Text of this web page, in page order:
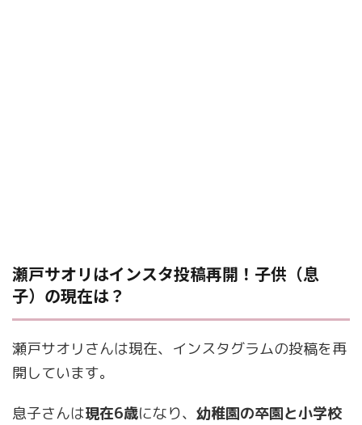
瀬戸サオリはインスタ投稿再開！子供（息
子）の現在は？
瀬戸サオリさんは現在、インスタグラムの投稿を再
開しています。
息子さんは現在6歳になり、 幼稚園の卒園と小学校